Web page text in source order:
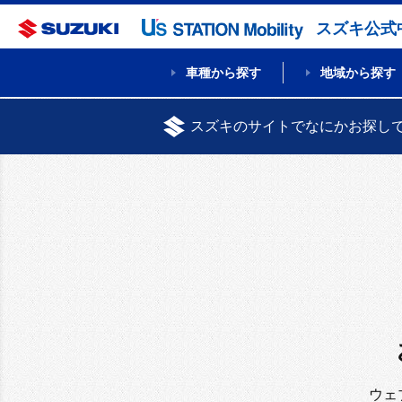
スズキ公式
車種から探す 地域から探す
スズキのサイトでなにかお探し
ウェ